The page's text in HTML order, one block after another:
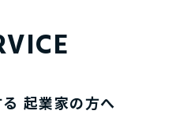
起業家の方へ